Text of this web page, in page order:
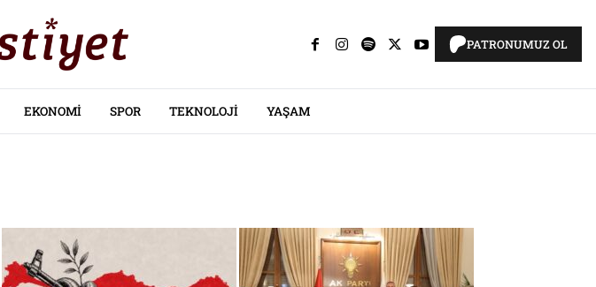
PATRONUMUZ OL
EKONOMI SPOR TEKNOLOJI YAŞAM